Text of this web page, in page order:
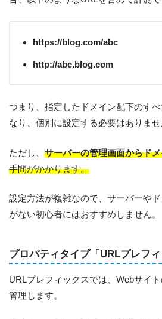
https://blog.com/abc
http://abc.blog.com
つまり、指定したドメイン配下のす
なり、個別に設定する必要はありませ
ただし、 サーバーの管理画面からド
手間がかかります。
設定方法が複雑なので、サーバーや
がない初心者にはおすすめしません。
プロパティタイプ「URLプレフィ
URLプレフィックスでは、Webサイ
管理します。